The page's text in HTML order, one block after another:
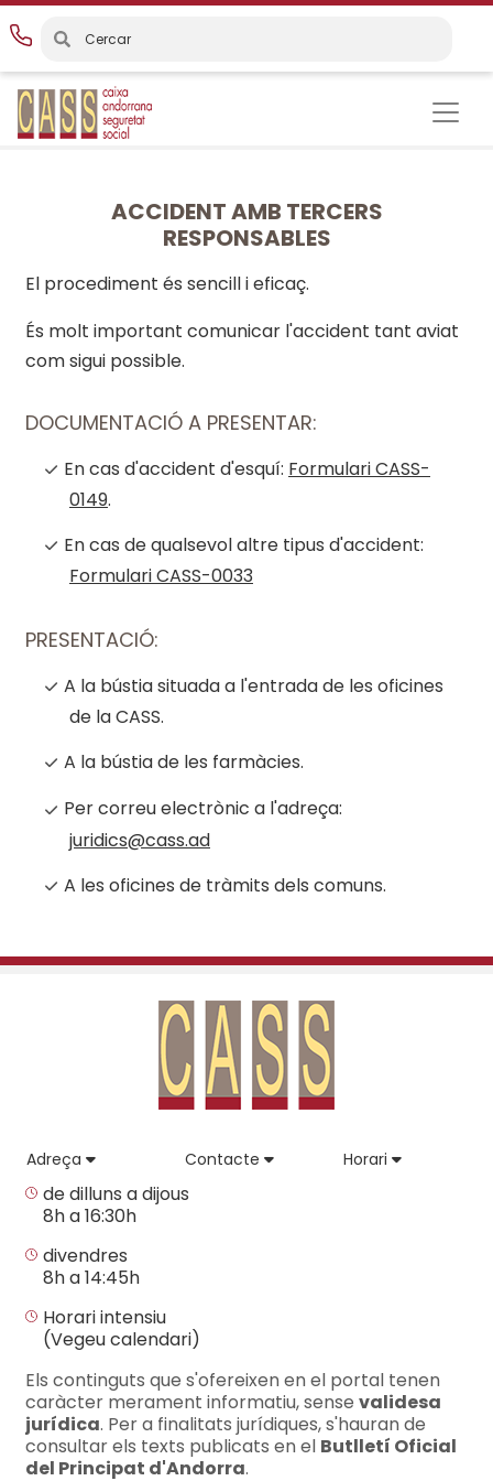
Vés
al
contingut
ACCIDENT AMB TERCERS
RESPONSABLES
El procediment és sencill i eficaç.
És molt important comunicar l'accident tant aviat
com sigui possible.
DOCUMENTACIÓ A PRESENTAR:
En cas d'accident d'esquí: Formulari CASS-
0149.
En cas de qualsevol altre tipus d'accident:
Formulari CASS-0033
PRESENTACIÓ:
A la bústia situada a l'entrada de les oficines
de la CASS.
A la bústia de les farmàcies.
Per correu electrònic a l'adreça:
juridics@cass.ad
A les oficines de tràmits dels comuns.
Adreça Contacte Horari
de dilluns a dijous
8h a 16:30h
divendres
8h a 14:45h
Horari intensiu
(Vegeu calendari)
Els continguts que s'ofereixen en el portal tenen
caràcter merament informatiu, sense validesa
jurídica. Per a finalitats jurídiques, s'hauran de
consultar els texts publicats en el Butlletí Oficial
del Principat d'Andorra.